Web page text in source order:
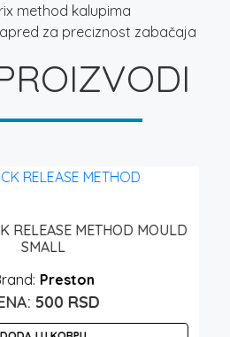
method kalupima
za preciznost zabačaja
RELEASE METHOD MOULD
SMALL
Preston
500RSD